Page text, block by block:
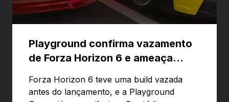
Playground confirma vazamento
de Forza Horizon 6 e ameaça
Forza Horizon 6 teve uma build vazada
antes do lançamento, e a Playground